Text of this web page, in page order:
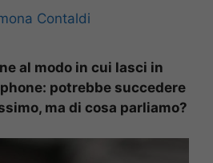
Contaldi
al modo in cui lasci in
potrebbe succedere
ma di cosa parliamo?